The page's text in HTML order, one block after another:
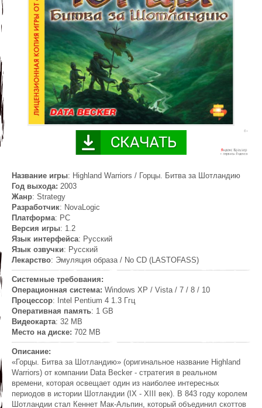
Название игры: Highland Warriors / Горцы. Битва за Шотландию
Год выхода: 2003
Жанр: Strategy
Разработчик: NovaLogic
Платформа: PC
Версия игры: 1.2
Язык интерфейса: Русский
Язык озвучки: Русский
Лекарство: Эмуляция образа / No CD (LASTOFASS)
Системные требования:
Операционная система: Windows XP / Vista / 7 / 8 / 10
Процессор: Intel Pentium 4 1.3 Ггц
Оперативная память: 1 GB
Видеокарта: 32 MB
Место на диске: 702 MB
Описание:
«Горцы. Битва за Шотландию» (оригинальное название Highland
Warriors) от компании Data Becker - стратегия в реальном
времени, которая освещает один из наиболее интересных
периодов в истории Шотландии (IX - XIII век). В 843 году королем
Шотландии стал Кеннет Мак-Альпин, который объединил скоттов